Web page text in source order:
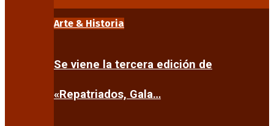
Arte & Historia
Se viene la tercera edición de
«Repatriados, Gala…